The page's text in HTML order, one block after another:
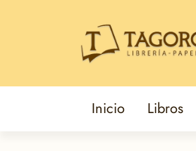
Inicio Libros